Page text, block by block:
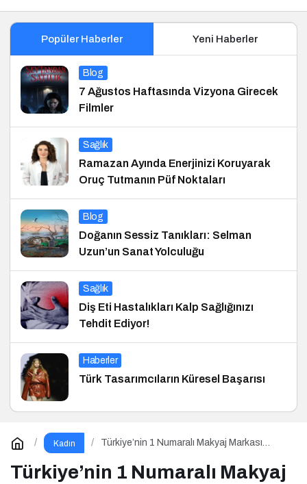
Popüler Haberler Yeni Haberler
Blog
7 Ağustos Haftasında Vizyona Girecek
Filmler
Sağlık
Ramazan Ayında Enerjinizi Koruyarak
Oruç Tutmanın Püf Noktaları
Blog
Doğanın Sessiz Tanıkları: Selman
Uzun’un Sanat Yolculuğu
Sağlık
Diş Eti Hastalıkları Kalp Sağlığınızı
Tehdit Ediyor!
Haberler
Türk Tasarımcıların Küresel Başarısı
Kadın
Türkiye’nin 1 Numaralı Makyaj Markası
Erçel” ile ilk lansmanı: “Volume Up Mascara”
Türkiye’nin 1 Numaralı Makyaj